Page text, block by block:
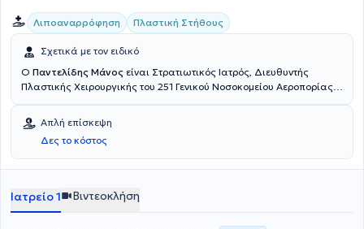
Λιποαναρρόφηση Πλαστική Στήθους
Σχετικά με τον ειδικό
Ο Παντελίδης Μάνος είναι Στρατιωτικός Ιατρός, Διευθυντής
Πλαστικής Χειρουργικής του 251 Γενικού Νοσοκομείου Αεροπορίας,
περισσότερες από 8000 επεμβάσεις πλαστικής και
επανορθωτικής χειρουργικής. Διατηρεί ιδιωτικό ιατρείο στους
Αμπελόκηπους. Διαθέτει πτυχίο ιατρικής από την Ιατρική Σχολή του
Αριστοτελείου Πανεπιστημίου Θεσσαλονίκης και μετεκπαιδεύτηκε
Ειδικεύτηκε στην Πλαστική Χειρουργική στο Γενικό Νοσοκομείο
Αττικής ΚΑΤ, στο Royal Preston Hospital και στο West Norwich
Απλή επίσκεψη
Δες το κόστος
Ιατρείο 1 Βιντεοκλήση